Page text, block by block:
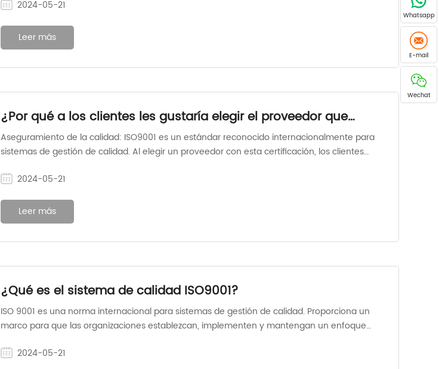
2024-05-21
Leer más
¿Por qué a los clientes les gustaría elegir el proveedor que
poseía el Certificado ISO9001?
Aseguramiento de la calidad: ISO9001 es un estándar reconocido internacionalmente para
sistemas de gestión de calidad. Al elegir un proveedor con esta certificación, los clientes
sólidos, que pueden conducir a una calidad de producto o servicio consistente y confiable.
2024-05-21
Leer más
¿Qué es el sistema de calidad ISO9001?
ISO 9001 es una norma internacional para sistemas de gestión de calidad. Proporciona un
marco para que las organizaciones establezcan, implementen y mantengan un enfoque
2024-05-21
Whatsapp
E-mail
Wechat